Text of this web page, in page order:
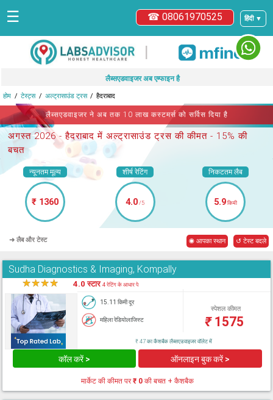
हिंदी ▼
☎ 08061970525
☰
|
लैब्सएडवाइजर अब एम्फाइन है
होम टेस्ट्स अल्ट्रासाउंड ट्रस हैदराबाद
लैब्सएडवाइजर ने अब तक 10 लाख कस्टमर्स को सर्विस दिया है
अगस्त 2026 -हैदराबाद में अल्ट्रासाउंड ट्रस की कीमत - 15% की
बचत
न्यूनतम मूल्य
₹ 1360
शीर्ष रेटिंग
4.0/5
निकटतम लैब
5.9किमी
➜ लैब और टेस्ट ◉ आपका स्थान ↺ टेस्ट बदले
Sudha Diagnostics & Imaging, Kompally
★★★★ 4.0 स्टार4 रेटिंग के आधार पे
15.11 किमी दूर
महिला रेडियोलाजिस्ट
स्पेशल कीमत
₹1575
₹ 47 का कैशबैक लैब्सएडवाइजर वॉलेट में
कॉल करें > ऑनलाइन बुक करें >
मार्केट की कीमत पर₹ 0की बचत + कैशबैक